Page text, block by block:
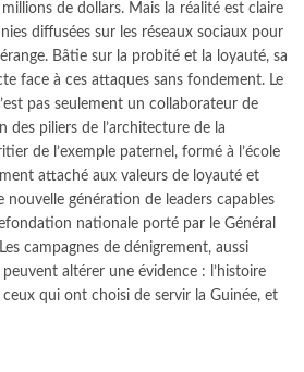
de dollars. Mais la réalité est claire
diffusées sur les réseaux sociaux pour
Bâtie sur la probité et la loyauté, sa
face à ces attaques sans fondement. Le
pas seulement un collaborateur de
des piliers de l’architecture de la
de l’exemple paternel, formé à l’école
attaché aux valeurs de loyauté et
nouvelle génération de leaders capables
nationale porté par le Général
campagnes de dénigrement, aussi
altérer une évidence : l’histoire
qui ont choisi de servir la Guinée, et